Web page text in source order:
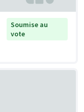
Soumise au
vote